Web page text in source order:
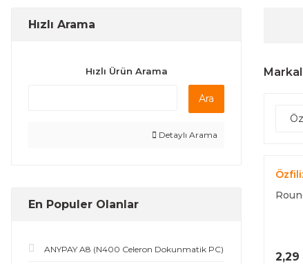
Hızlı Arama
Hızlı Ürün Arama
Ara
Detaylı Arama
En Populer Olanlar
ANYPAY A8 (N400 Celeron Dokunmatik PC)
2,29